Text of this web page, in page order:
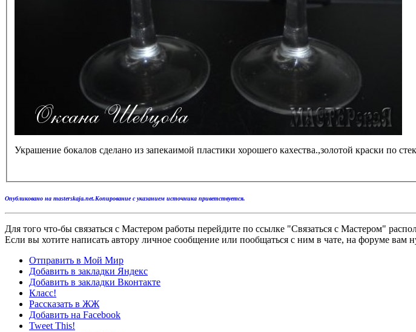
Украшение бокалов сделано из запекаимой пластики хорошего кахества.,золотой краски по
Опубликовано на masterskaja.net.Копирование с указанием источника приветствуется.
Для того что-бы связаться с Мастером работы перейдите по ссылке "Связаться с Мастером"
Если вы хотите написать автору личное сообщение или пообщаться с ним в чате, на форуме вам
Отправить в Мой Мир
Добавить в закладки Яндекс
Добавить в закладки Вконтакте
Класс!
Рассказать в ЖЖ
Добавить на Facebook
Tweet This!